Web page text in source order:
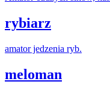
rybiarz
amatorjedzenia ryb.
meloman